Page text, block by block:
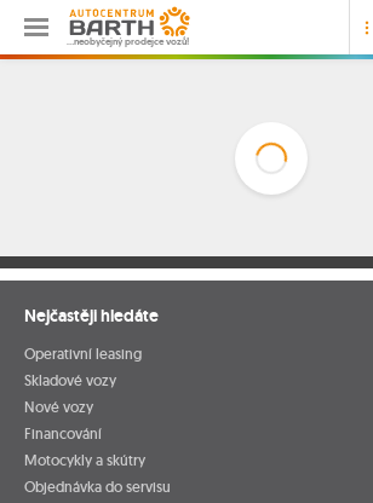
…neobyčejný prodejce vozů!
Nejčastěji hledáte
Operativní leasing
Skladové vozy
Nové vozy
Financování
Motocykly a skútry
Objednávka do servisu